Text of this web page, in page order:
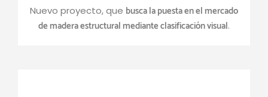
Nuevo proyecto, que busca la puesta en el mercado
de madera estructural mediante clasificación visual.